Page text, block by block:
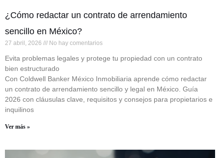
¿Cómo redactar un contrato de arrendamiento
sencillo en México?
27 abril, 2026 No hay comentarios
Evita problemas legales y protege tu propiedad con un contrato
bien estructurado
Con Coldwell Banker México Inmobiliaria aprende cómo redactar
un contrato de arrendamiento sencillo y legal en México. Guía
2026 con cláusulas clave, requisitos y consejos para propietarios e
inquilinos
Ver más »